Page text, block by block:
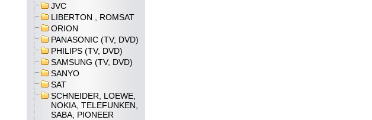
JVC
LIBERTON , ROMSAT
ORION
PANASONIC (TV, DVD)
PHILIPS (TV, DVD)
SAMSUNG (TV, DVD)
SANYO
SAT
SCHNEIDER, LOEWE,
NOKIA, TELEFUNKEN,
SABA, PIONEER